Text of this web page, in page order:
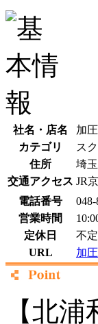
社名・店名
加
カテゴリ
ス
住所
埼
交通アクセス JR
電話番号
営業時間
定休日
不
URL
加
【北